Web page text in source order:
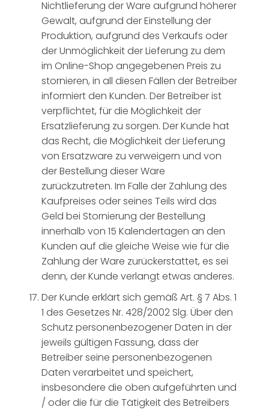
Nichtlieferung der Ware aufgrund höherer
Gewalt, aufgrund der Einstellung der
Produktion, aufgrund des Verkaufs oder
der Unmöglichkeit der Lieferung zu dem
im Online-Shop angegebenen Preis zu
stornieren, in all diesen Fällen der Betreiber
informiert den Kunden. Der Betreiber ist
verpflichtet, für die Möglichkeit der
Ersatzlieferung zu sorgen. Der Kunde hat
das Recht, die Möglichkeit der Lieferung
von Ersatzware zu verweigern und von
der Bestellung dieser Ware
zurückzutreten. Im Falle der Zahlung des
Kaufpreises oder seines Teils wird das
Geld bei Stornierung der Bestellung
innerhalb von 15 Kalendertagen an den
Kunden auf die gleiche Weise wie für die
Zahlung der Ware zurückerstattet, es sei
denn, der Kunde verlangt etwas anderes.
Der Kunde erklärt sich gemäß Art. § 7 Abs. 1
1 des Gesetzes Nr. 428/2002 Slg. Über den
Schutz personenbezogener Daten in der
jeweils gültigen Fassung, dass der
Betreiber seine personenbezogenen
Daten verarbeitet und speichert,
insbesondere die oben aufgeführten und
/ oder die für die Tätigkeit des Betreibers